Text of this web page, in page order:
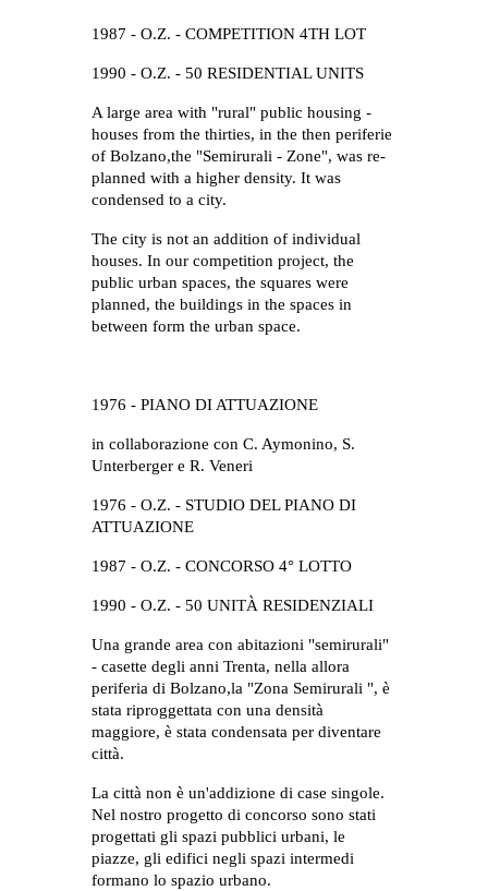
1987 - O.Z. - COMPETITION 4TH LOT
1990 - O.Z. - 50 RESIDENTIAL UNITS
A large area with "rural" public housing -
houses from the thirties, in the then periferie
of Bolzano,the "Semirurali - Zone", was re-
planned with a higher density. It was
condensed to a city.
The city is not an addition of individual
houses. In our competition project, the
public urban spaces, the squares were
planned, the buildings in the spaces in
between form the urban space.
1976 - PIANO DI ATTUAZIONE
in collaborazione con C. Aymonino, S.
Unterberger e R. Veneri
1976 - O.Z. - STUDIO DEL PIANO DI
ATTUAZIONE
1987 - O.Z. - CONCORSO 4° LOTTO
1990 - O.Z. - 50 UNITÀ RESIDENZIALI
Una grande area con abitazioni "semirurali"
- casette degli anni Trenta, nella allora
periferia di Bolzano,la "Zona Semirurali ", è
stata riproggettata con una densità
maggiore, è stata condensata per diventare
città.
La città non è un'addizione di case singole.
Nel nostro progetto di concorso sono stati
progettati gli spazi pubblici urbani, le
piazze, gli edifici negli spazi intermedi
formano lo spazio urbano.